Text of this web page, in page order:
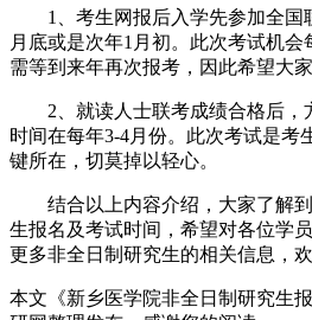
1、考生网报后入学先参加全国
月底或是次年1月初。此次考试机
需等到来年再次报考，因此希望大家
2、就读人士联考成绩合格后，
时间在每年3-4月份。此次考试是考
键所在，切莫掉以轻心。
结合以上内容介绍，大家了解到
生报名及考试时间，希望对各位学
更多非全日制研究生的相关信息，
本文《新乡医学院非全日制研究生